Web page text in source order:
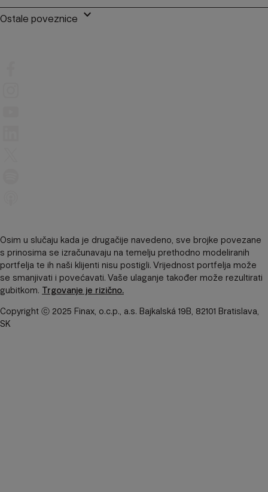
Ostale poveznice keyboard_arrow_down
Osim u slučaju kada je drugačije navedeno, sve brojke povezane
s prinosima se izračunavaju na temelju prethodno modeliranih
portfelja te ih naši klijenti nisu postigli. Vrijednost portfelja može
se smanjivati ​​i povećavati. Vaše ulaganje također može rezultirati
gubitkom. Trgovanje je rizično.
Copyright ⓒ 2025 Finax, o.c.p., a.s. Bajkalská 19B, 82101 Bratislava,
SK